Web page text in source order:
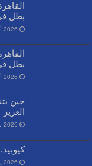
بطل
2026 أغسطس 05
بطل
2026 أغسطس 04
حين
العزيز
2026 يوليو 30
2026 يوليو 29